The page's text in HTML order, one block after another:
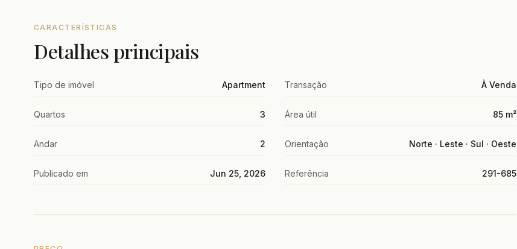
CARACTERÍSTICAS
Detalhes principais
Tipo de imóvel Apartment Transação À Venda
Quartos 3 Área útil 85 m²
Andar 2 Orientação Norte · Leste · Sul · Oeste
Publicado em Jun 25, 2026 Referência 291-685